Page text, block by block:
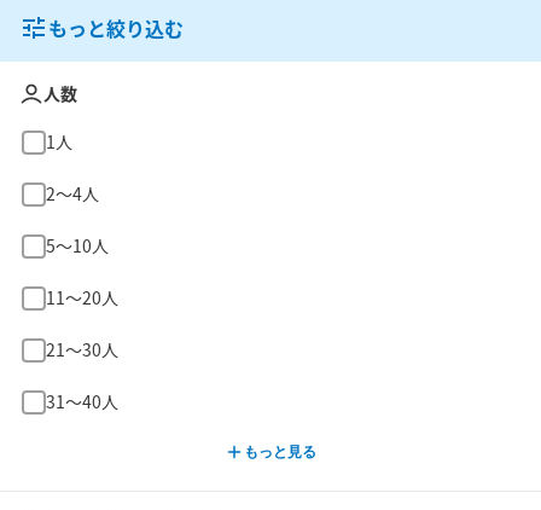
もっと絞り込む
人数
1人
2〜4人
5〜10人
11〜20人
21〜30人
31〜40人
もっと見る